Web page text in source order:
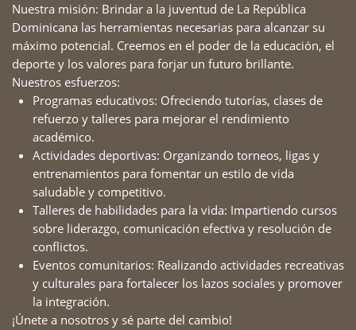
Nuestra misión: Brindar a la juventud de La República ​
Dominicana las herramientas necesarias para alcanzar su ​
máximo potencial. Creemos en el poder de la educación, el ​
deporte y los valores para forjar un futuro brillante.
Nuestros esfuerzos:
Programas educativos: Ofreciendo tutorías, clases de ​
refuerzo y talleres para mejorar el rendimiento ​
académico.
Actividades deportivas: Organizando torneos, ligas y ​
entrenamientos para fomentar un estilo de vida ​
saludable y competitivo.
Talleres de habilidades para la vida: Impartiendo cursos ​
sobre liderazgo, comunicación efectiva y resolución de ​
conflictos.
Eventos comunitarios: Realizando actividades recreativas
​y culturales para fortalecer los lazos sociales y promover
​la integración.
¡Únete a nosotros y sé parte del cambio!